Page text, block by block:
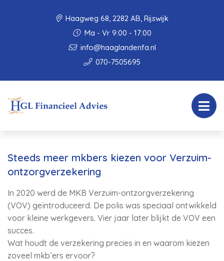
Haagweg 68, 2282 AB, Rijswijk
Ma - Vr 9:00 - 17:00
info@haaglandenfa.nl
070-7505695
Steeds meer mkbers kiezen voor Verzuim-
ontzorgverzekering
In 2020 werd de MKB Verzuim-ontzorgverzekering
(VOV) geïntroduceerd. De polis was speciaal ontwikkeld
voor kleine werkgevers. Vier jaar later blijkt de VOV een
succes.
Wat houdt de verzekering precies in en waarom kiezen
zoveel mkb’ers ervoor?